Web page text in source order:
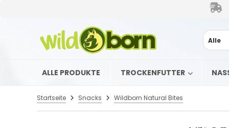
Alle
ALLE PRODUKTE TROCKENFUTTER
Startseite Snacks Wildborn Natural Bites